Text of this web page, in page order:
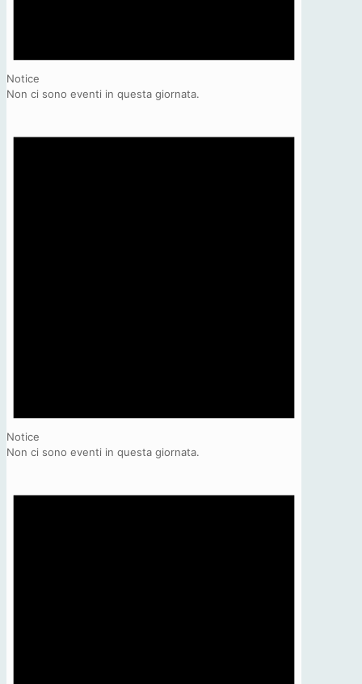
Notice
Non ci sono eventi in questa giornata.
Notice
Non ci sono eventi in questa giornata.